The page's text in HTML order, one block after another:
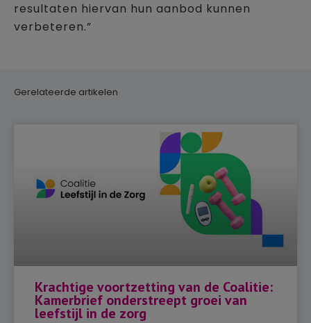
resultaten hiervan hun aanbod kunnen
verbeteren.”
Gerelateerde artikelen
Krachtige voortzetting van de Coalitie:
Kamerbrief onderstreept groei van
leefstijl in de zorg